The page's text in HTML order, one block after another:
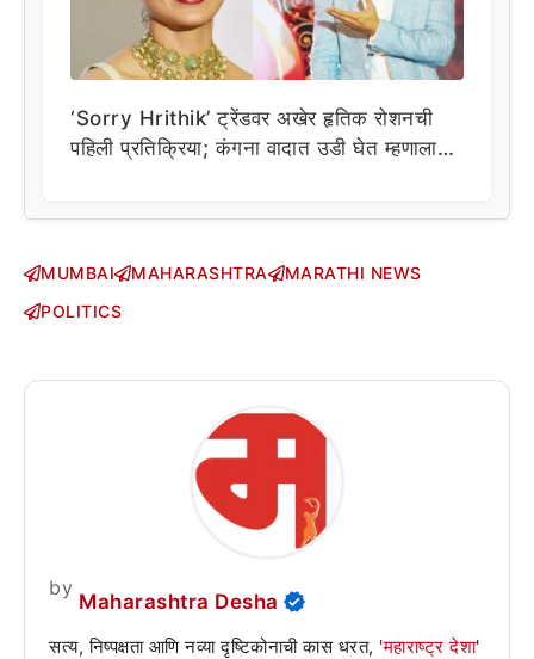
‘Sorry Hrithik’ ट्रेंडवर अखेर हृतिक रोशनची
पहिली प्रतिक्रिया; कंगना वादात उडी घेत म्हणाला…
MUMBAI MAHARASHTRA
MARATHI NEWS
POLITICS
by
Maharashtra Desha
सत्य, निष्पक्षता आणि नव्या दृष्टिकोनाची कास धरत, 'महाराष्ट्र देशा'